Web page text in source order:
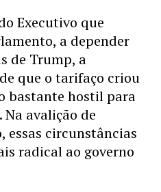
Executivo que
a depender
de Trump, a
que o tarifaço criou
bastante hostil para
avalição de
essas circunstâncias
radical ao governo